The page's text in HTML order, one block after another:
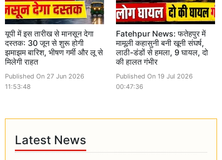
यूपी में इस तारीख से मानसून देगा
दस्तक: 30 जून से शुरू होगी
झमाझम बारिश, भीषण गर्मी और लू से
मिलेगी राहत
Published On 27 Jun 2026
11:53:48
Fatehpur News: फतेहपुर में
मामूली कहासुनी बनी खूनी संघर्ष,
लाठी-डंडों से हमला, 9 घायल, दो
की हालत गंभीर
Published On 19 Jul 2026
00:47:36
Latest News